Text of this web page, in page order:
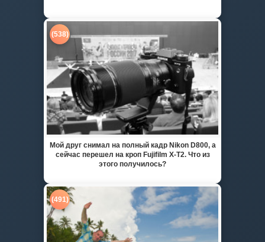
(538)
Мой друг снимал на полный кадр Nikon D800, а
сейчас перешел на кроп Fujifilm X-T2. Что из
этого получилось?
(491)